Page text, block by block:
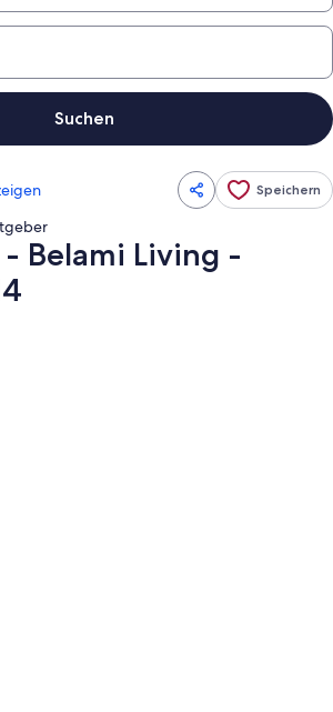
Suchen
Speichern
Belami Living -